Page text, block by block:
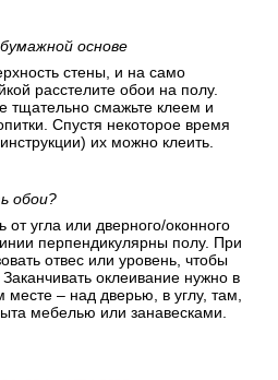
основе
стены, и на само
расстелите обои на полу.
тщательно смажьте клеем и
Спустя некоторое время
их можно клеить.
обои?
от угла или дверного/оконного
перпендикулярны полу. При
отвес или уровень, чтобы
оклеивание нужно в
месте – над дверью, в углу, там,
мебелью или занавесками.